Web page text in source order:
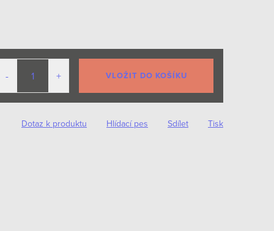
VLOŽIT DO KOŠÍKU
Tisk
Dotaz k produktu Hlídací pes Sdílet